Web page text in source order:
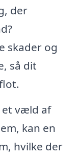
der
skader og
så dit
et væld af
kan en
hvilke der